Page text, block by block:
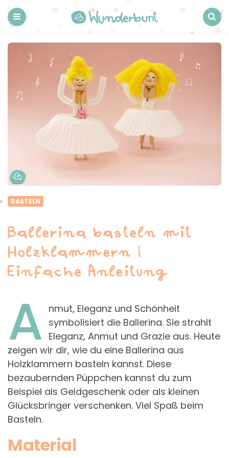
BASTELN
Ballerina basteln mit
Holzklammern |
Einfache Anleitung
A nmut, Eleganz und Schönheit
symbolisiert die Ballerina. Sie strahlt
Eleganz, Anmut und Grazie aus. Heute
zeigen wir dir, wie du eine Ballerina aus
Holzklammern basteln kannst. Diese
bezaubernden Püppchen kannst du zum
Beispiel als Geldgeschenk oder als kleinen
Glücksbringer verschenken. Viel Spaß beim
Basteln.
Material